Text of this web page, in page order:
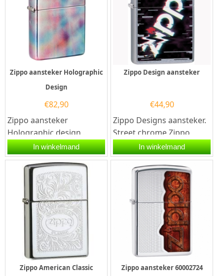
Zippo aansteker Holographic
Design
€82,90
Zippo aansteker
Holographic design .
Deze Premium zippo
aansteker heeft een
volledige prachtige...
In winkelmand
Zippo Design aansteker
€44,90
Zippo Designs aansteker.
Street chrome Zippo
aansteker met aan de
voorzijde een opdruk
van...
In winkelmand
Zippo American Classic
Zippo aansteker 60002724